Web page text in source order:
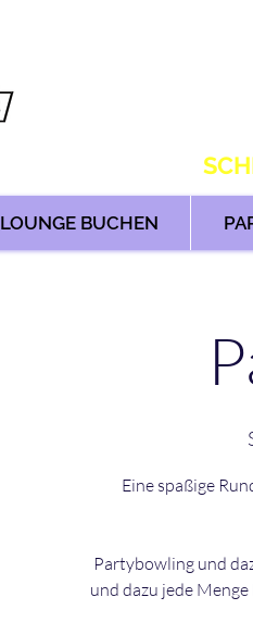
LOUNGE BUCHEN
Eine spaßige
Partybowling und
und dazu jede